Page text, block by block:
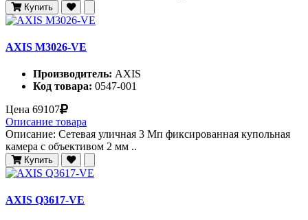
Купить
AXIS M3026-VE
Производитель: AXIS
Код товара: 0547-001
Цена 69107
Описание товара
Описание: Сетевая уличная 3 Мп фиксированная купольная
камера c объективом 2 мм ..
Купить
AXIS Q3617-VE